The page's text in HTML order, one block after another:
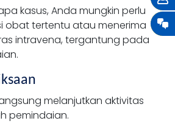
kasus, Anda mungkin perlu
obat tertentu atau menerima
intravena, tergantung pada
melanjutkan aktivitas
pemindaian.